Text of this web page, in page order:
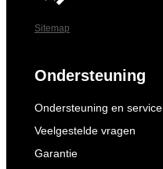
Sitemap
Ondersteuning
Ondersteuning en service
Veelgestelde vragen
Garantie